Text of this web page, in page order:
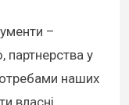
–
партнерства у
наших